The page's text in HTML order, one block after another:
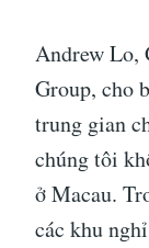
Andrew Lo,
Group, cho
trung gian
chúng tôi
ở Macau.
các khu